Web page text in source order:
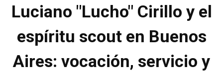
Luciano "Lucho" Cirillo y el
espíritu scout en Buenos
Aires: vocación, servicio y